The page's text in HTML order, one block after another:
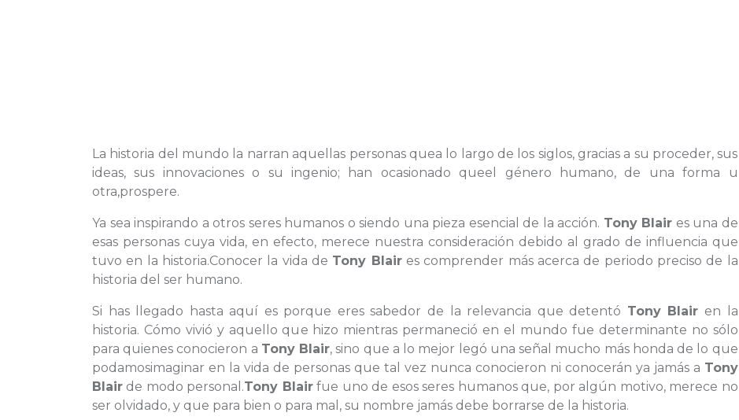
La historia del mundo la narran aquellas personas quea lo largo de los siglos, gracias a su proceder, sus
ideas, sus innovaciones o su ingenio; han ocasionado queel género humano, de una forma u
otra,prospere.
Ya sea inspirando a otros seres humanos o siendo una pieza esencial de la acción. Tony Blair es una de
esas personas cuya vida, en efecto, merece nuestra consideración debido al grado de influencia que
tuvo en la historia.Conocer la vida de Tony Blaires comprender más acerca de periodo preciso de la
historia del ser humano.
Si has llegado hasta aquí es porque eres sabedor de la relevancia que detentó Tony Blair en la
historia. Cómo vivió y aquello que hizo mientras permaneció en el mundo fue determinante no sólo
para quienes conocieron a Tony Blair, sino que a lo mejor legó una señal mucho más honda de lo que
podamosimaginar en la vida de personas que tal vez nunca conocieron ni conocerán ya jamás a Tony
Blair de modo personal.Tony Blairfue uno de esos seres humanos que, por algún motivo, merece no
ser olvidado, y que para bien o para mal, su nombre jamás debe borrarse de la historia.